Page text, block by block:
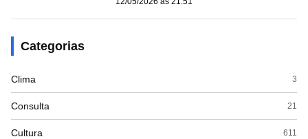
Categorias
Clima 3
Consulta 21
Cultura 611